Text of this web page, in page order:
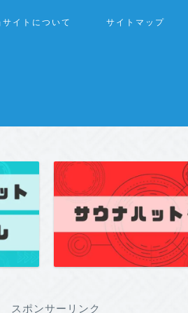
サイトについて サイトマップ
スポンサーリンク